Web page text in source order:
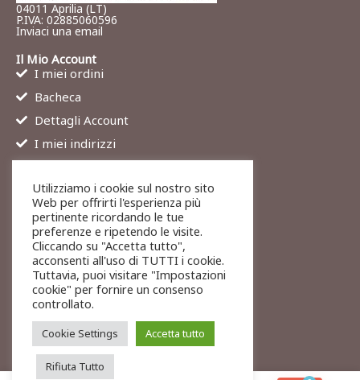
04011 Aprilia (LT)
P.IVA: 02885060596
Inviaci una email
Il Mio Account
I miei ordini
Bacheca
Dettagli Account
I miei indirizzi
Chi siamo
Services
Blog
Contatti
Legali
Termini di servizio
Resi e rimborsi
Utilizziamo i cookie sul nostro sito
Web per offrirti l'esperienza più
pertinente ricordando le tue
preferenze e ripetendo le visite.
Cliccando su "Accetta tutto",
acconsenti all'uso di TUTTI i cookie.
Tuttavia, puoi visitare "Impostazioni
cookie" per fornire un consenso
controllato.
Cookie Settings Accetta tutto
Rifiuta Tutto